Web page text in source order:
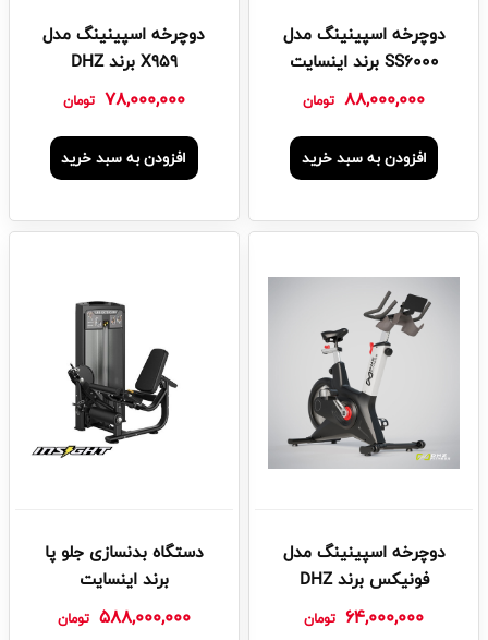
دوچرخه اسپینینگ مدل
SS6000 برند اینسایت
88,000,000 تومان
افزودن به سبد خرید
دوچرخه اسپینینگ مدل
X959 برند DHZ
78,000,000 تومان
افزودن به سبد خرید
دوچرخه اسپینینگ مدل
فونیکس برند DHZ
64,000,000 تومان
دستگاه بدنسازی جلو پا
برند اینسایت
588,000,000 تومان